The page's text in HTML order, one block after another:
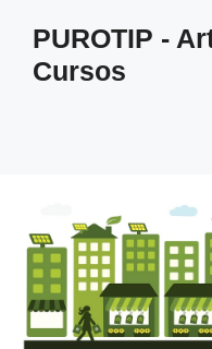
contenido
PUROTIP -
Cursos